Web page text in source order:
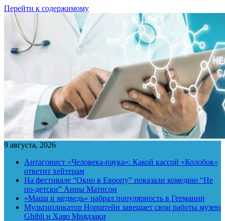
Перейти к содержимому
9 августа, 2026
Антагонист «Человека-паука»: Какой кассой «Колобок»
ответит хейтерам
На фестивале “Окно в Европу” показали комедию “Не
по-детски” Анны Матисон
«Маша и медведь» набрал популярность в Германии
Мультипликатор Норштейн завещает свои работы музею
Ghibli и Хаяо Миядзаки